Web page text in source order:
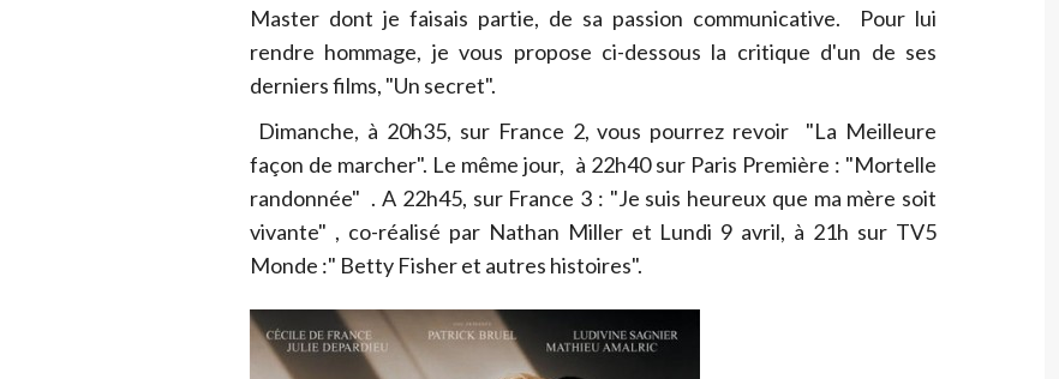
Master dont je faisais partie, de sa passion communicative. Pour lui
rendre hommage, je vous propose ci-dessous la critique d'un de ses
derniers films, "Un secret".
Dimanche, à 20h35, sur France 2, vous pourrez revoir "La Meilleure
façon de marcher". Le même jour, à 22h40 sur Paris Première : "Mortelle
randonnée" . A 22h45, sur France 3 : "Je suis heureux que ma mère soit
vivante" , co-réalisé par Nathan Miller et Lundi 9 avril, à 21h sur TV5
Monde :" Betty Fisher et autres histoires".